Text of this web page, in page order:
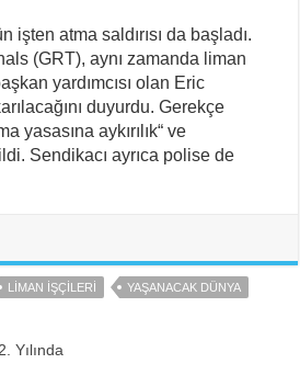
işten atma saldırısı da başladı.
(GRT), aynı zamanda liman
yardımcısı olan Eric
duyurdu. Gerekçe
yasasına aykırılık“ ve
Sendikacı ayrıca polise de
LIMAN IŞÇILERI YAŞANACAK DÜNYA
Yılında